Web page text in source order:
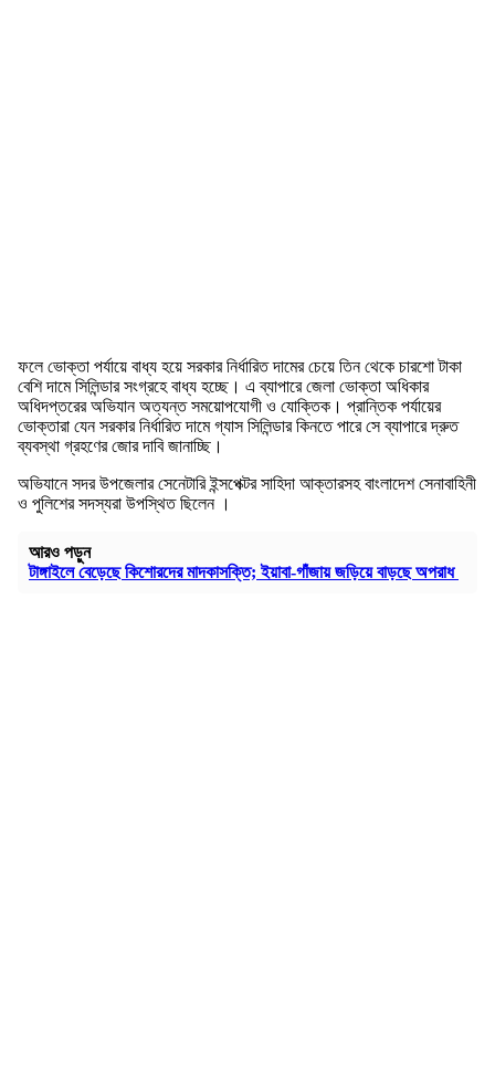
ফলে ভোক্তা পর্যায়ে বাধ্য হয়ে সরকার নির্ধারিত দামের চেয়ে তিন থেকে চারশো টাকা
বেশি দামে সিলিন্ডার সংগ্রহে বাধ্য হচ্ছে। এ ব্যাপারে জেলা ভোক্তা অধিকার
অধিদপ্তরের অভিযান অত্যন্ত সময়োপযোগী ও যোক্তিক। প্রান্তিক পর্যায়ের
ভোক্তারা যেন সরকার নির্ধারিত দামে গ্যাস সিলিন্ডার কিনতে পারে সে ব্যাপারে দ্রুত
ব্যবস্থা গ্রহণের জোর দাবি জানাচ্ছি।
অভিযানে সদর উপজেলার সেনেটারি ইন্সপেক্টর সাহিদা আক্তারসহ বাংলাদেশ সেনাবাহিনী
ও পুলিশের সদস্যরা উপস্থিত ছিলেন ।
আরও পড়ুন
টাঙ্গাইলে বেড়েছে কিশোরদের মাদকাসক্তি; ইয়াবা-গাঁজায় জড়িয়ে বাড়ছে অপরাধ